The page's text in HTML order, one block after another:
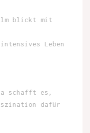
blickt mit
Leben
schafft es,
dafür